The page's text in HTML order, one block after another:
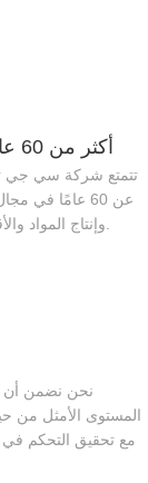
أكثر من 60 عامًا من الخبرة
تتمتع شركة سي جي
عن 60 عامًا في
نحن نضمن أن
المستوى الأمثل من
مع تحقيق التحكم في